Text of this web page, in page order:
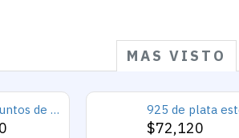
MAS VISTO
925 conjuntos de joyas de plata para 2019 conjunto de collares de corazón de amor para mujer regalo de joyería de boda
$72,120